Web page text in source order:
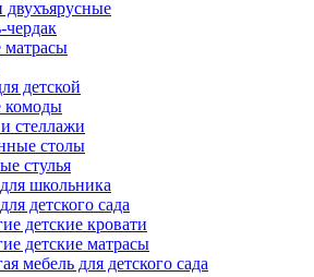
двухъярусные
чердак
матрасы
детской
комоды
стеллажи
столы
стулья
школьника
детского сада
детские кровати
детские матрасы
мебель для детского сада